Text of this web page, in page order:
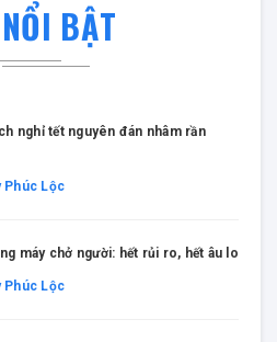
BẬT
nghỉ tết nguyên đán nhâm rần
Phúc Lộc
máy chở người: hết rủi ro, hết âu lo
Phúc Lộc